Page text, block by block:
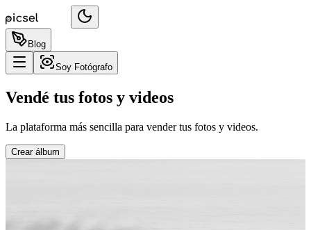
Blog
Soy Fotógrafo
Vendé tus fotos y videos
La plataforma más sencilla para vender tus fotos y videos.
Crear álbum